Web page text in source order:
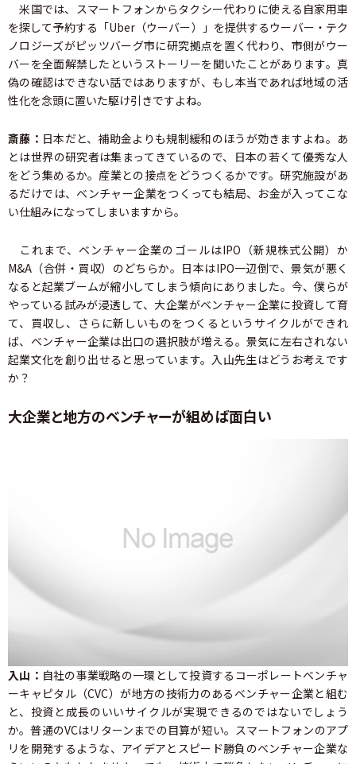
米国では、スマートフォンからタクシー代わりに使える自家用車
を探して予約する「Uber（ウーバー）」を提供するウーバー・テク
ノロジーズがピッツバーグ市に研究拠点を置く代わり、市側がウー
バーを全面解禁したというストーリーを聞いたことがあります。真
偽の確認はできない話ではありますが、もし本当であれば地域の活
性化を念頭に置いた駆け引きですよね。
斎藤： 日本だと、補助金よりも規制緩和のほうが効きますよね。あ
とは世界の研究者は集まってきているので、日本の若くて優秀な人
をどう集めるか。産業との接点をどうつくるかです。研究施設があ
るだけでは、ベンチャー企業をつくっても結局、お金が入ってこな
い仕組みになってしまいますから。
これまで、ベンチャー企業のゴールはIPO（新規株式公開）か
M&A（合併・買収）のどちらか。日本はIPO一辺倒で、景気が悪く
なると起業ブームが縮小してしまう傾向にありました。今、僕らが
やっている試みが浸透して、大企業がベンチャー企業に投資して育
て、買収し、さらに新しいものをつくるというサイクルができれ
ば、ベンチャー企業は出口の選択肢が増える。景気に左右されない
起業文化を創り出せると思っています。入山先生はどうお考えです
か？
大企業と地方のベンチャーが組めば面白い
入山： 自社の事業戦略の一環として投資するコーポレートベンチャ
ーキャピタル（CVC）が地方の技術力のあるベンチャー企業と組む
と、投資と成長のいいサイクルが実現できるのではないでしょう
か。普通のVCはリターンまでの目算が短い。スマートフォンのアプ
リを開発するような、アイデアとスピード勝負のベンチャー企業な